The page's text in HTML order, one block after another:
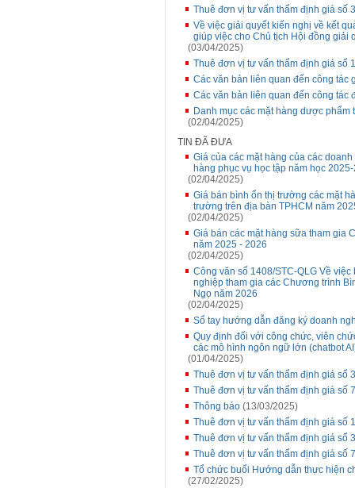
Thuê đơn vị tư vấn thẩm định giá số
Về việc giải quyết kiến nghị về kết
giúp việc cho Chủ tịch Hội đồng giải
(03/04/2025)
Thuê đơn vị tư vấn thẩm định giá số
Các văn bản liên quan đến công tác
Các văn bản liên quan đến công tác
Danh mục các mặt hàng dược
(02/04/2025)
TIN ĐÃ ĐƯA
Giá của các mặt hàng của các
hàng phục vụ học tập năm học
(02/04/2025)
Giá bán bình ổn thị trường các mặt
trường trên địa bàn TPHCM năm
(02/04/2025)
Giá bán các mặt hàng sữa tham gia
năm 2025 - 2026
(02/04/2025)
Công văn số 1408/STC-QLG Về
nghiệp tham gia các Chương trình
Ngọ năm 2026
(02/04/2025)
Sổ tay hướng dẫn đăng ký doanh
Quy định đối với công chức, viên
các mô hình ngôn ngữ lớn (chatbot
(01/04/2025)
Thuê đơn vị tư vấn thẩm định giá số
Thuê đơn vị tư vấn thẩm định giá số
Thông báo (13/03/2025)
Thuê đơn vị tư vấn thẩm định giá số
Thuê đơn vị tư vấn thẩm định giá số
Thuê đơn vị tư vấn thẩm định giá số
Tổ chức buổi Hướng dẫn thực hiện
(27/02/2025)